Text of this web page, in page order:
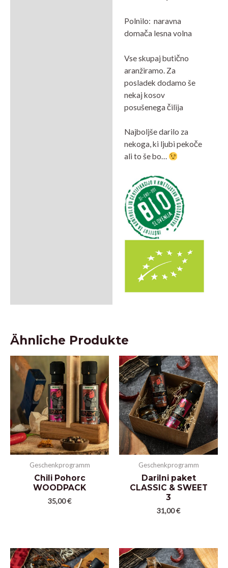
Polnilo: naravna
domača lesna volna
Vse skupaj butično
aranžiramo. Za
posladek dodamo še
nekaj kosov
posušenega čilija
Najboljše darilo za
nekoga, ki ljubi pekoče
ali to še bo…
Ähnliche Produkte
Geschenkprogramm
Chili Pohorc
WOODPACK
35,00€
Geschenkprogramm
Darilni paket
CLASSIC & SWEET
3
31,00€